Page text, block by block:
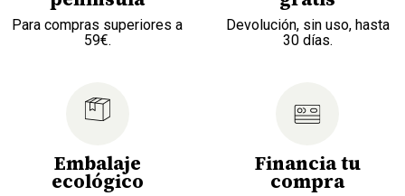
Para compras superiores a
59€.
Devolución, sin uso, hasta
30 días.
Embalaje
ecológico
Financia tu
compra